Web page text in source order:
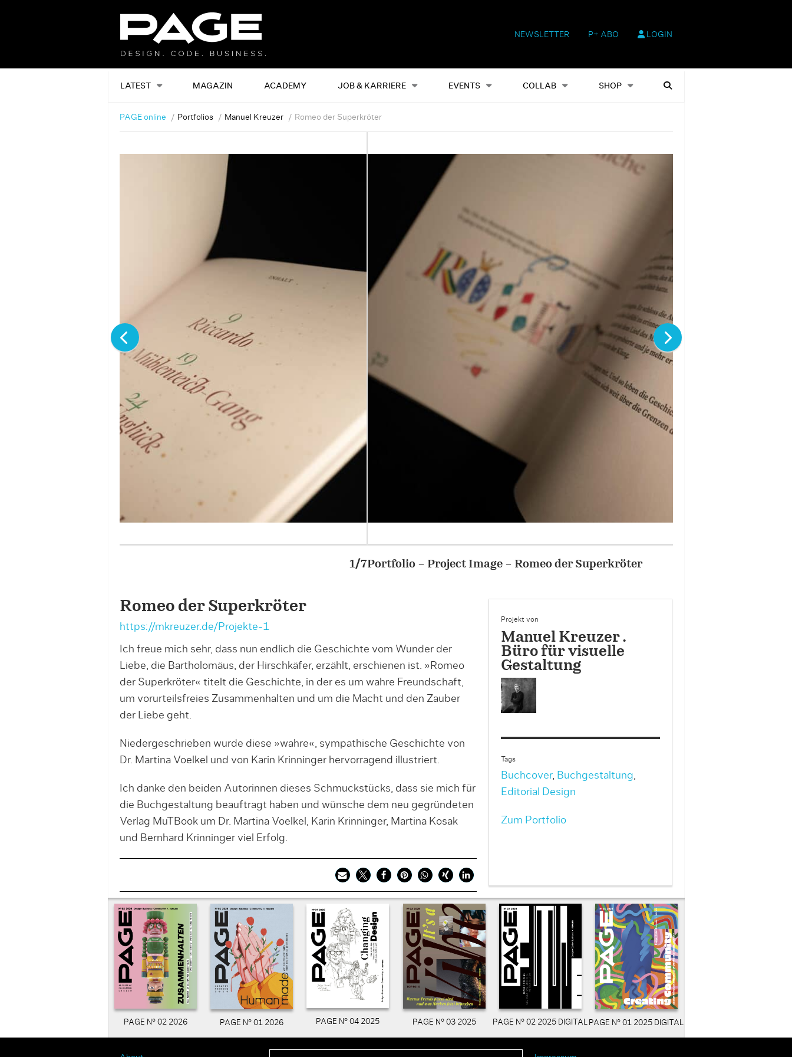
NEWSLETTER P+ ABO LOGIN
LATEST MAGAZIN ACADEMY JOB & KARRIERE EVENTS COLLAB SHOP
Alles Events Shop Heftausgaben Suchen
PAGE online Portfolios Manuel Kreuzer Romeo der Superkröter
Portfolio – Project Image – Romeo der Superkröter
Romeo der Superkröter
https://mkreuzer.de/Projekte-1
Ich freue mich sehr, dass nun endlich die Geschichte vom Wunder der
Liebe, die Bartholomäus, der Hirschkäfer, erzählt, erschienen ist. »Romeo
der Superkröter« titelt die Geschichte, in der es um wahre Freundschaft,
um vorurteilsfreies Zusammenhalten und um die Macht und den Zauber
der Liebe geht.
Niedergeschrieben wurde diese »wahre«, sympathische Geschichte von
Dr. Martina Voelkel und von Karin Krinninger hervorragend illustriert.
Ich danke den beiden Autorinnen dieses Schmuckstücks, dass sie mich für
die Buchgestaltung beauftragt haben und wünsche dem neu gegründeten
Verlag MuTBook um Dr. Martina Voelkel, Karin Krinninger, Martina Kosak
und Bernhard Krinninger viel Erfolg.
Projekt von
Manuel Kreuzer .
Büro für visuelle
Gestaltung
Tags
Buchcover, Buchgestaltung,
Editorial Design
Zum Portfolio
PAGE N° 02 2026 PAGE N° 01 2026 PAGE N° 04 2025 PAGE N° 03 2025 PAGE N° 02 2025 DIGITAL PAGE N° 01 2025 DIGITAL